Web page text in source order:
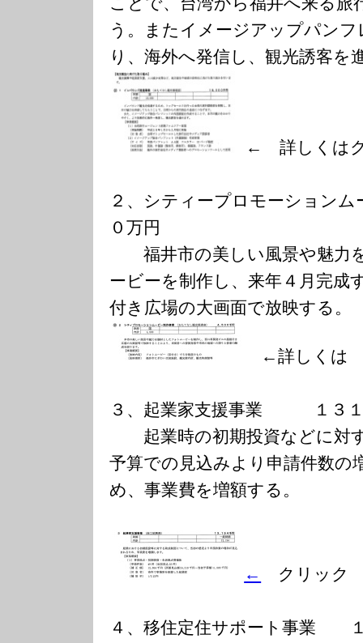
う。またイメージアップパン
り、海外へ発信し、観光誘客を
← 詳しくは
２、シティープロモーション
０万円
福井市の美しい風景や魅力
ービーを制作し、来年４月完成
付き広場の大画面で放映する。
←詳しくは
３、起業家支援事業 １３１
起業時の初期投資などに対
予算での見込みより申請件数の
め、事業費を増額する。
← クリック
４、移住定住サポート事業